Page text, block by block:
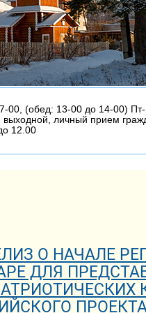
00, (обед: 13-00 до 14-00)
выходной, личный прием
12.00
О НАЧАЛЕ
ДЛЯ